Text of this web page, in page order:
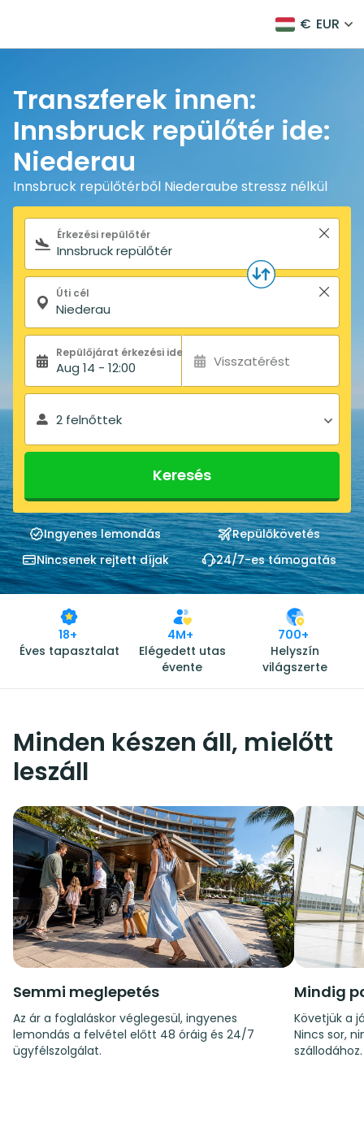
€ EUR
Transzferek innen:
Innsbruck repülőtér ide:
Niederau
Innsbruck repülőtérből Niederaube stressz nélkül
Keresőűrlap
Érkezési repülőtér
Úti cél
Aug 14 - 12:00 Visszatérést
2 felnőttek
Keresés
Ingyenes lemondás
Repülőkövetés
Nincsenek rejtett díjak
24/7-es támogatás
18+
Éves tapasztalat
4M+
Elégedett utas
évente
700+
Helyszín
világszerte
Minden készen áll, mielőtt
leszáll
Semmi meglepetés
Az ár a foglaláskor véglegesül, ingyenes
lemondás a felvétel előtt 48 óráig és 24/7
ügyfélszolgálat.
Mindig
Követjük a
Nincs sor,
szállodához.